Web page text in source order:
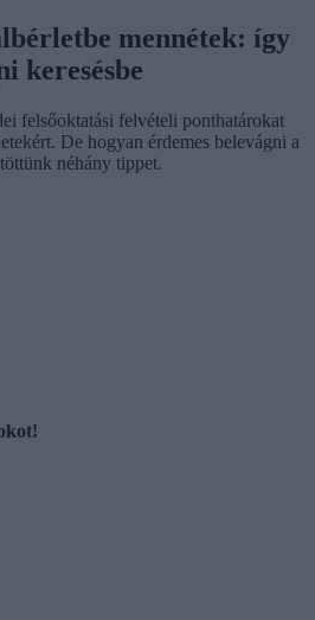
mennétek: így
keresésbe
felsőoktatási felvételi ponthatárokat
De hogyan érdemes belevágni a
néhány tippet.